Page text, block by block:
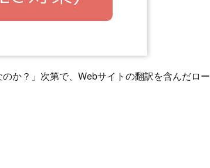
か？」次第で、Webサイトの翻訳を含んだロー